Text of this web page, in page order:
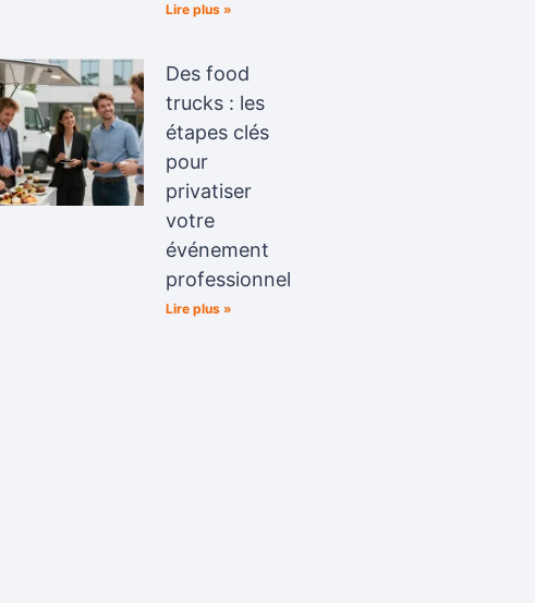
Lire plus »
Des food
trucks : les
étapes clés
pour
privatiser
votre
événement
professionnel
Lire plus »